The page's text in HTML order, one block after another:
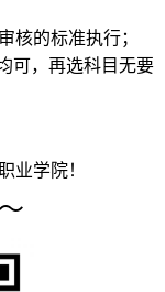
核的标准执行；
可，再选科目无要
业学院！